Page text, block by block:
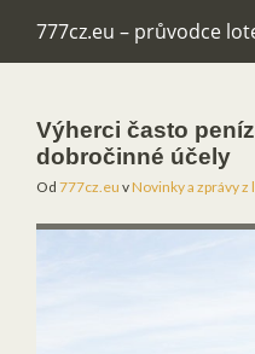
777cz.eu – průvodce
Výherci často
dobročinné účely
Od 777cz.eu vNovinky a zprávy